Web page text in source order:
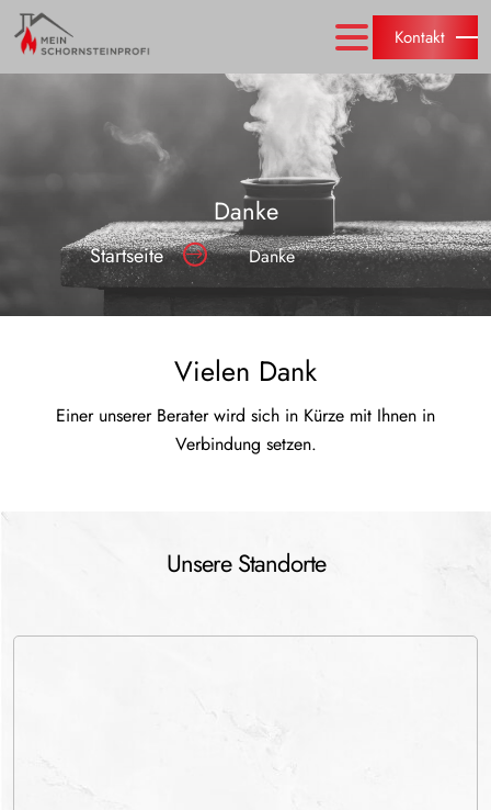
Kontakt
Danke
Startseite Danke
Vielen Dank
Einer unserer Berater wird sich in Kürze mit Ihnen in
Verbindung setzen.
Unsere Standorte